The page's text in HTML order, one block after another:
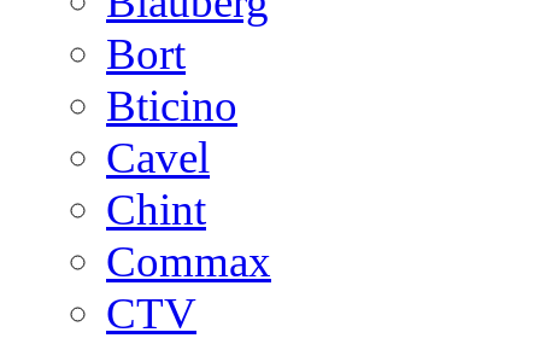
Bort
Bticino
Cavel
Chint
Commax
CTV